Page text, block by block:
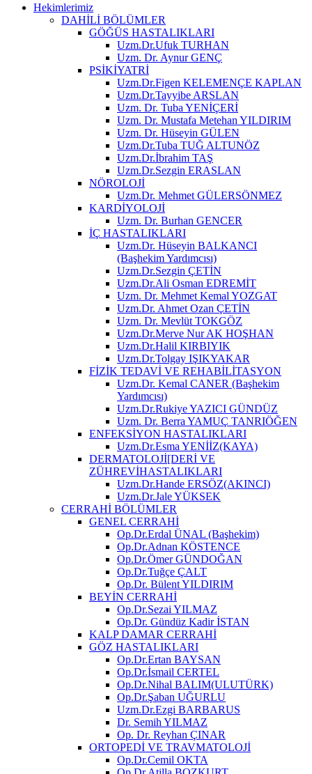
Hekimlerimiz
DAHİLİ BÖLÜMLER
GÖĞÜS HASTALIKLARI
Uzm.Dr.Ufuk TURHAN
Uzm. Dr. Aynur GENÇ
PSİKİYATRİ
Uzm.Dr.Figen KELEMENÇE KAPLAN
Uzm.Dr.Tayyibe ARSLAN
Uzm. Dr. Tuba YENİÇERİ
Uzm. Dr. Mustafa Metehan YILDIRIM
Uzm. Dr. Hüseyin GÜLEN
Uzm.Dr.Tuba TUĞ ALTUNÖZ
Uzm.Dr.İbrahim TAŞ
Uzm.Dr.Sezgin ERASLAN
NÖROLOJİ
Uzm.Dr. Mehmet GÜLERSÖNMEZ
KARDİYOLOJİ
Uzm. Dr. Burhan GENCER
İÇ HASTALIKLARI
Uzm.Dr. Hüseyin BALKANCI
(Başhekim Yardımcısı)
Uzm.Dr.Sezgin ÇETİN
Uzm.Dr.Ali Osman EDREMİT
Uzm. Dr. Mehmet Kemal YOZGAT
Uzm.Dr. Ahmet Ozan ÇETİN
Uzm. Dr. Mevlüt TOKGÖZ
Uzm.Dr.Merve Nur AK HOŞHAN
Uzm.Dr.Halil KIRBIYIK
Uzm.Dr.Tolgay IŞIKYAKAR
FİZİK TEDAVİ VE REHABİLİTASYON
Uzm.Dr. Kemal CANER (Başhekim
Yardımcısı)
Uzm.Dr.Rukiye YAZICI GÜNDÜZ
Uzm. Dr. Berra YAMUÇ TANRIÖĞEN
ENFEKSİYON HASTALIKLARI
Uzm.Dr.Esma YENİİZ(KAYA)
DERMATOLOJİ[DERİ VE
ZÜHREVİHASTALIKLARI
Uzm.Dr.Hande ERSÖZ(AKINCI)
Uzm.Dr.Jale YÜKSEK
CERRAHİ BÖLÜMLER
GENEL CERRAHİ
Op.Dr.Erdal ÜNAL (Başhekim)
Op.Dr.Adnan KÖSTENCE
Op.Dr.Ömer GÜNDOĞAN
Op.Dr.Tuğçe ÇALT
Op.Dr. Bülent YILDIRIM
BEYİN CERRAHİ
Op.Dr.Sezai YILMAZ
Op.Dr. Gündüz Kadir İSTAN
KALP DAMAR CERRAHİ
GÖZ HASTALIKLARI
Op.Dr.Ertan BAYSAN
Op.Dr.İsmail CERTEL
Op.Dr.Nihal BALIM(ULUTÜRK)
Op.Dr.Şaban UĞURLU
Uzm.Dr.Ezgi BARBARUS
Dr. Semih YILMAZ
Op. Dr. Reyhan ÇINAR
ORTOPEDİ VE TRAVMATOLOJİ
Op.Dr.Cemil OKTA